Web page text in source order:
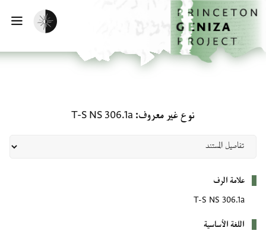
إلى المحتوى الرئيسي
الرئيسية
تفعيل الوضع المظلم
نوع غير معروف T-S NS 306.1a
علامة الرف
T-S NS 306.1a
اللغة الأساسية